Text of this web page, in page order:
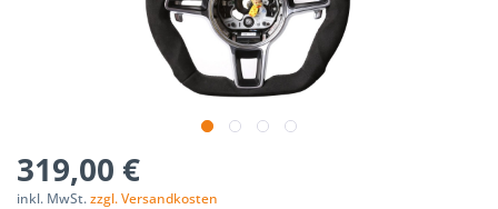
Session/PdoSessionHandler.php
319,00 €
inkl. MwSt.zzgl. Versandkosten